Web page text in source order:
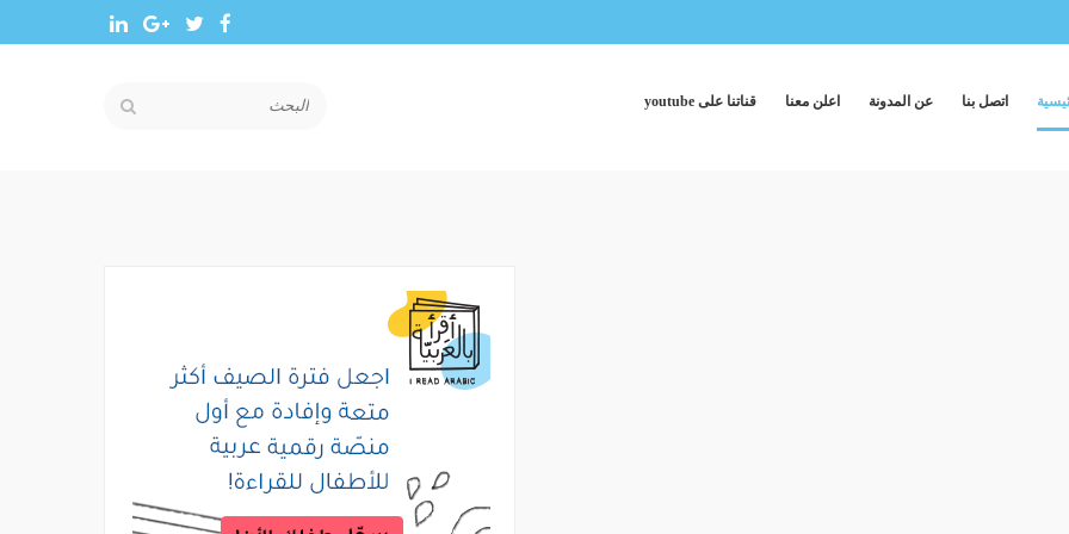
اتصل بنا عن المدونة اعلن معنا قناتنا على youtube